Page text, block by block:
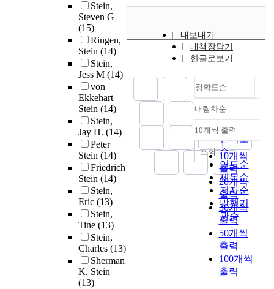
Stein,
Steven G
(15)
Ringen,
Stein (14)
Stein,
Jess M (14)
von
Ekkehart
Stein (14)
Stein,
Jay H. (14)
Peter
Stein (14)
Friedrich
Stein (14)
Stein,
Eric (13)
Stein,
Tine (13)
Stein,
Charles (13)
Sherman
K. Stein
(13)
내보내기
내책장담기
한글로보기
정확도순
정확도
순
인기도
순
연도순
제목순
저자순
발행기
관순
내림차순
내림차순
10개씩 출력
10개씩
출력
20개씩
출력
30개씩
출력
50개씩
출력
100개씩
출력
조회